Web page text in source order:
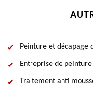
Peinture et décapage
Entreprise de
Traitement anti